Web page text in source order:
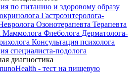
по питанию и здоровому образу
Гастроэнтеролога-
Озонотерапевта Терапевта
Маммолога Флеболога Дерматолога-
Консультация психолога
специалиста-подолога
диагностика
- тест на пищевую